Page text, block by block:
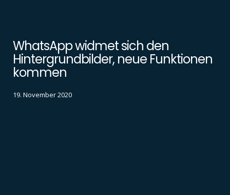
WhatsApp widmet sich den
Hintergrundbilder, neue Funktionen
kommen
19. November 2020